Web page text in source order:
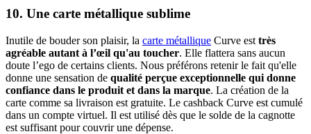
10. Une carte métallique sublime
Inutile de bouder son plaisir, la carte métallique Curve est très
agréable autant à l’œil qu'au toucher. Elle flattera sans aucun
doute l’ego de certains clients. Nous préférons retenir le fait qu'elle
donne une sensation de qualité perçue exceptionnelle qui donne
confiance dans le produit et dans la marque. La création de la
carte comme sa livraison est gratuite. Le cashback Curve est cumulé
dans un compte virtuel. Il est utilisé dès que le solde de la cagnotte
est suffisant pour couvrir une dépense.